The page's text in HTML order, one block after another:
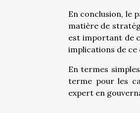
En conclusion, le
matière de
est important de
implications de ce
En termes
terme pour les
expert en